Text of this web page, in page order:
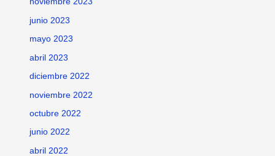
junio 2023
mayo 2023
abril 2023
diciembre 2022
noviembre 2022
octubre 2022
junio 2022
abril 2022